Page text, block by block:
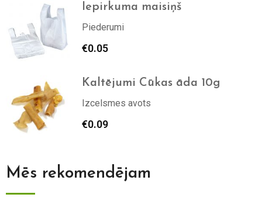
Iepirkuma maisiņš
Piederumi
€0.05
Kaltējumi Cūkas āda 10g
Izcelsmes avots
€0.09
Mēs rekomendējam